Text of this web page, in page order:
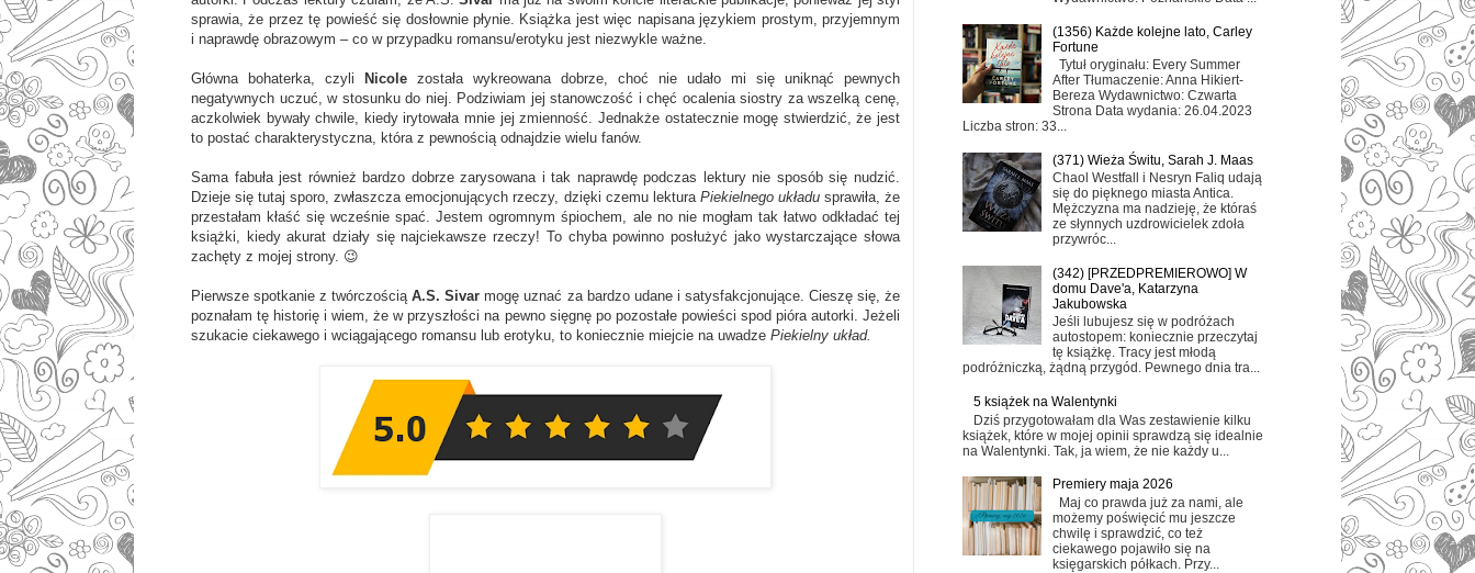
sprawia, że przez tę powieść się dosłownie płynie. Książka jest więc napisana językiem prostym, przyjemnym
i naprawdę obrazowym – co w przypadku romansu/erotyku jest niezwykle ważne.
Główna bohaterka, czyli Nicole została wykreowana dobrze, choć nie udało mi się uniknąć pewnych
negatywnych uczuć, w stosunku do niej. Podziwiam jej stanowczość i chęć ocalenia siostry za wszelką cenę,
aczkolwiek bywały chwile, kiedy irytowała mnie jej zmienność. Jednakże ostatecznie mogę stwierdzić, że jest
to postać charakterystyczna, która z pewnością odnajdzie wielu fanów.
Sama fabuła jest również bardzo dobrze zarysowana i tak naprawdę podczas lektury nie sposób się nudzić.
Dzieje się tutaj sporo, zwłaszcza emocjonujących rzeczy, dzięki czemu lektura Piekielnego układusprawiła, że
przestałam kłaść się wcześnie spać. Jestem ogromnym śpiochem, ale no nie mogłam tak łatwo odkładać tej
książki, kiedy akurat działy się najciekawsze rzeczy! To chyba powinno posłużyć jako wystarczające słowa
zachęty z mojej strony. 😉
Pierwsze spotkanie z twórczościąA.S. Sivarmogę uznać za bardzo udane i satysfakcjonujące. Cieszę się, że
poznałam tę historię i wiem, że w przyszłości na pewno sięgnę po pozostałe powieści spod pióra autorki. Jeżeli
szukacie ciekawego i wciągającego romansu lub erotyku, to koniecznie miejcie na uwadze Piekielny układ.
(1356) Każde kolejne lato, Carley
Fortune
Tytuł oryginału: Every Summer
After Tłumaczenie: Anna Hikiert-
Bereza Wydawnictwo: Czwarta
Strona Data wydania: 26.04.2023
Liczba stron: 33...
(371) Wieża Świtu, Sarah J. Maas
Chaol Westfall i Nesryn Faliq udają
się do pięknego miasta Antica.
Mężczyzna ma nadzieję, że któraś
ze słynnych uzdrowicielek zdoła
przywróc...
(342) [PRZEDPREMIEROWO] W
domu Dave'a, Katarzyna
Jakubowska
Jeśli lubujesz się w podróżach
autostopem: koniecznie przeczytaj
tę książkę. Tracy jest młodą
podróżniczką, żądną przygód. Pewnego dnia tra...
5 książek na Walentynki
Dziś przygotowałam dla Was zestawienie kilku
książek, które w mojej opinii sprawdzą się idealnie
na Walentynki. Tak, ja wiem, że nie każdy u...
Premiery maja 2026
Maj co prawda już za nami, ale
możemy poświęcić mu jeszcze
chwilę i sprawdzić, co też
ciekawego pojawiło się na
księgarskich półkach. Przy...